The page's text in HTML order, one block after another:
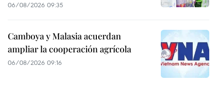
06/08/2026 09:35
Camboya y Malasia acuerdan
ampliar la cooperación agrícola
06/08/2026 09:16